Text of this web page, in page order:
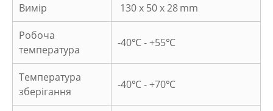
Вимір 130 x 50 x 28mm
Робоча
температура
-40℃ - +55℃
Температура
зберігання
-40℃ - +70℃